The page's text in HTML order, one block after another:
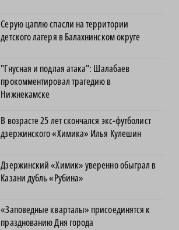
Серую цаплю спасли на территории
детского лагеря в Балахнинском округе
"Гнусная и подлая атака": Шалабаев
прокомментировал трагедию в
Нижнекамске
В возрасте 25 лет скончался экс-футболист
дзержинского «Химика» Илья Кулешин
Дзержинский «Химик» уверенно обыграл в
Казани дубль «Рубина»
«Заповедные кварталы» присоединятся к
празднованию Дня города